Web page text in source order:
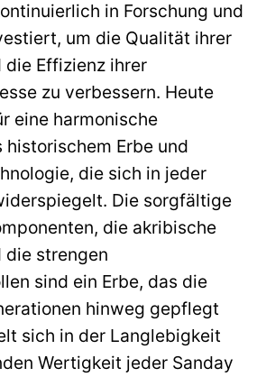
in Forschung und
um die Qualität ihrer
Effizienz ihrer
zu verbessern. Heute
eine harmonische
historischem Erbe und
die sich in jeder
Die sorgfältige
die akribische
die strengen
sind ein Erbe, das die
hinweg gepflegt
sich in der Langlebigkeit
Wertigkeit jeder Sanday